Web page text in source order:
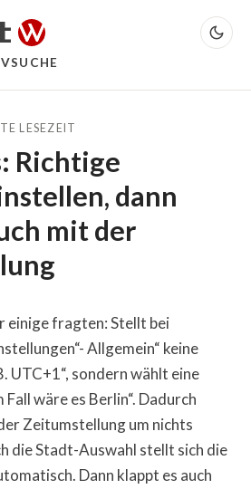
SUCHE
LESEZEIT
Richtige
dann
mit der
einige fragten: Stellt bei
Allgemein“ keine
UTC+1“, sondern wählt eine
wäre es Berlin“. Dadurch
Zeitumstellung um nichts
die Stadt-Auswahl stellt sich die
Dann klappt es auch